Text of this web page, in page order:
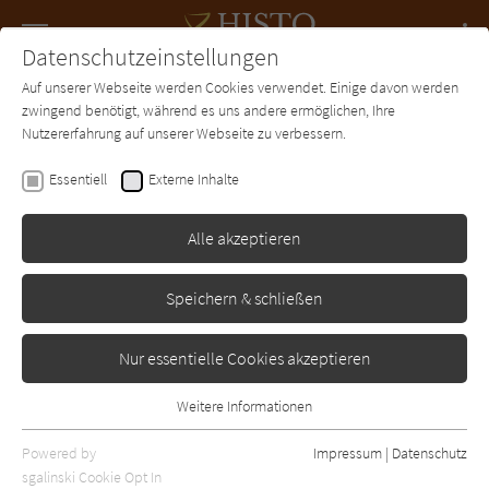
SUCHE Forum Charts Newsletter
Datenschutzeinstellungen
Auf unserer Webseite werden Cookies verwendet. Einige davon werden
zwingend benötigt, während es uns andere ermöglichen, Ihre
Nutzererfahrung auf unserer Webseite zu verbessern.
Essentiell Externe Inhalte
Alle akzeptieren
Speichern & schließen
Nur essentielle Cookies akzeptieren
Essentielle Cookies werden für grundlegende Funktionen der
Webseite benötigt. Dadurch ist gewährleistet, dass die Webseite
Weitere Informationen
Powered by
sgalinski Cookie Opt In
Impressum | Datenschutz